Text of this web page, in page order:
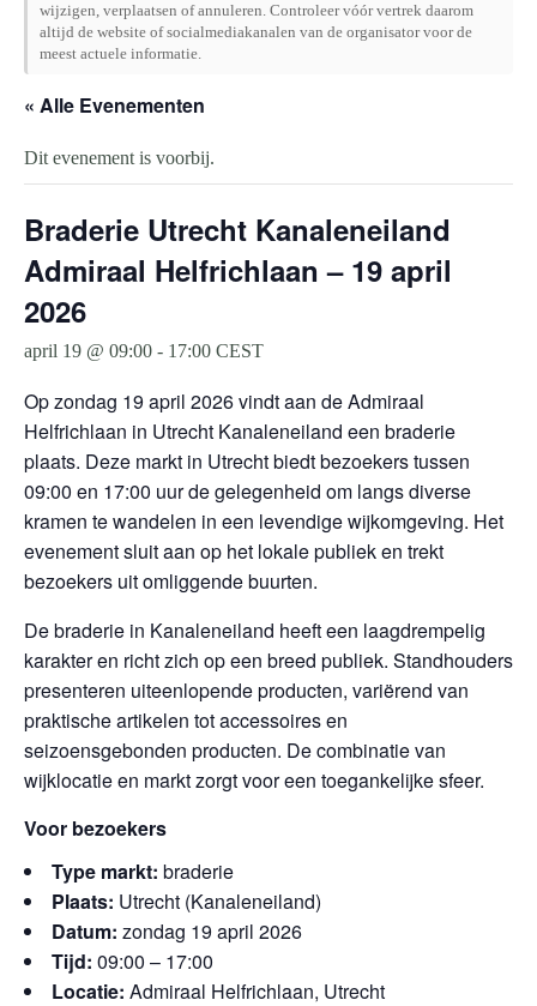
wijzigen, verplaatsen of annuleren. Controleer vóór vertrek daarom
altijd de website of socialmediakanalen van de organisator voor de
meest actuele informatie.
« Alle Evenementen
Dit evenement is voorbij.
Braderie Utrecht Kanaleneiland
Admiraal Helfrichlaan – 19 april
2026
april 19 @ 09:00 - 17:00 CEST
Op zondag 19 april 2026 vindt aan de Admiraal
Helfrichlaan in Utrecht Kanaleneiland een braderie
plaats. Deze markt in Utrecht biedt bezoekers tussen
09:00 en 17:00 uur de gelegenheid om langs diverse
kramen te wandelen in een levendige wijkomgeving. Het
evenement sluit aan op het lokale publiek en trekt
bezoekers uit omliggende buurten.
De braderie in Kanaleneiland heeft een laagdrempelig
karakter en richt zich op een breed publiek. Standhouders
presenteren uiteenlopende producten, variërend van
praktische artikelen tot accessoires en
seizoensgebonden producten. De combinatie van
wijklocatie en markt zorgt voor een toegankelijke sfeer.
Voor bezoekers
Type markt: braderie
Plaats: Utrecht (Kanaleneiland)
Datum: zondag 19 april 2026
Tijd: 09:00 – 17:00
Locatie: Admiraal Helfrichlaan, Utrecht